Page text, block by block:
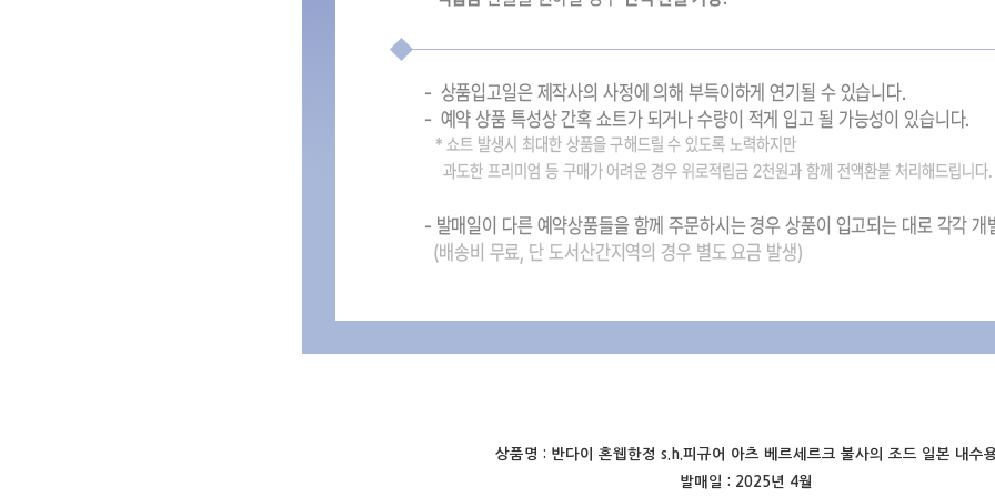
상품명 : 반다이 혼웹한정 s.h.피규어 아츠 베르세르크 불사의 조드 일본 내수
발매일 : 2025년 4월